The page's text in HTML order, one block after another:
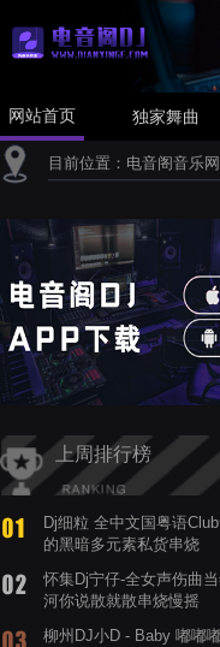
网站首页 独家舞曲
目前位置： 电音阁音乐网
上周排行榜
Dj细粒 全中文国粤语
的黑暗多元素私货串烧
怀集Dj宁仔-全女声伤曲
河你说散就散串烧慢摇
柳州DJ小D - Baby 嘟嘟